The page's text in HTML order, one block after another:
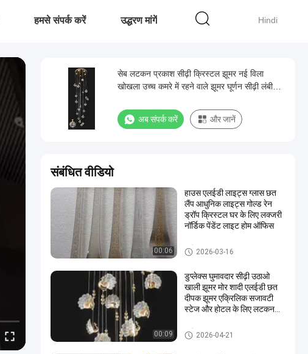
Hindi
हमसे संपर्क करें उद्धरण मांगें
सेब लटकन प्रकाश सीढ़ी क्रिस्टल झूमर नई विला
खोखला उच्च कमरे में रहने वाले झूमर घूर्णन सीढ़ी लंबी
अब संपर्क करें और जानें
संबंधित वीडियो
00:06
हाउस एलईडी लाइट्स ग्लास छत
लैंप आधुनिक लाइट्स गोल्ड रेन
ड्रॉप क्रिस्टल घर के लिए लक्जरी
नॉर्डिक पेंडेंट लाइट होम ऑफिस
प्रवेश द्वार झूमर
2026-03-16
00:09
डुप्लेक्स घुमावदार सीढ़ी उठाओ
खाली झूमर मोर शादी एलईडी छत
दीपक झूमर एक्रिलिक सजावटी
स्टेज और होटल के लिए लटकन
प्रवेश द्वार झूमर
2026-04-21